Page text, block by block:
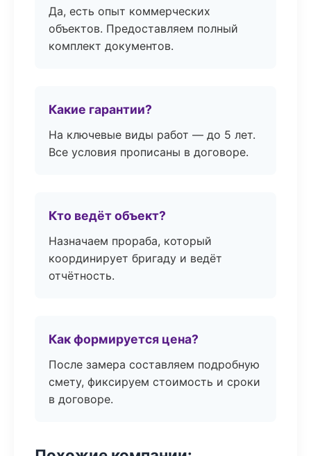
Да, есть опыт коммерческих
объектов. Предоставляем полный
комплект документов.
Какие гарантии?
На ключевые виды работ — до 5 лет.
Все условия прописаны в договоре.
Кто ведёт объект?
Назначаем прораба, который
координирует бригаду и ведёт
отчётность.
Как формируется цена?
После замера составляем подробную
смету, фиксируем стоимость и сроки
в договоре.